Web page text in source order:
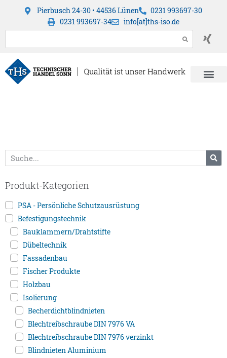
Pierbusch 24-30 • 44536 Lünen
0231 993697-30
0231 993697-34
info[at]ths-iso.de
Produkt-Kategorien
PSA - Persönliche Schutzausrüstung
Befestigungstechnik
Bauklammern/Drahtstifte
Dübeltechnik
Fassadenbau
Fischer Produkte
Holzbau
Isolierung
Becherdichtblindnieten
Blechtreibschraube DIN 7976 VA
Blechtreibschraube DIN 7976 verzinkt
Blindnieten Aluminium